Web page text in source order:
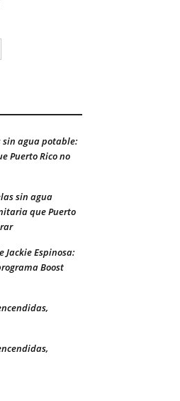
sin agua potable:
Puerto Rico no
sin agua
que Puerto
Jackie Espinosa:
Boost